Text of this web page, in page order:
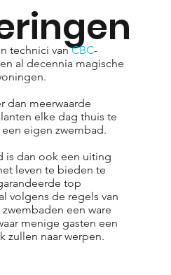
technici vanCBC-
al decennia magische
dan meerwaarde
elke dag thuis te
eigen zwembad.
is dan ook een uiting
leven te bieden te
top
volgens de regels van
een ware
menige gasten een
zullen naar werpen.